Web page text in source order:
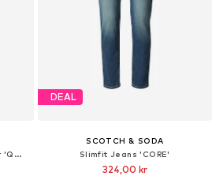
Loosefit Bukser med lægfolder 'QUINN'
DEAL
SCOTCH & SODA
Slimfit Jeans 'CORE'
324,00 kr